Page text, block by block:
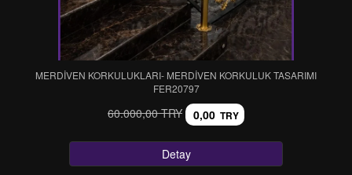
MERDİVEN KORKULUKLARI- MERDİVEN KORKULUK TASARIMI
FER20797
60.000,00 TRY 0,00 TRY
Detay